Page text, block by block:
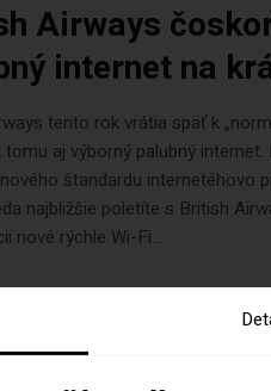
Airways
internet na
tento rok vrátia späť k
tomu aj výborný palubný
štandardu internetéhovo
najbližšie poletíte s British
nové rýchle Wi-Fi...